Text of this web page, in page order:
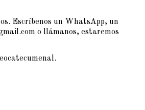
Escríbenos un WhatsApp, un
o llámanos, estaremos